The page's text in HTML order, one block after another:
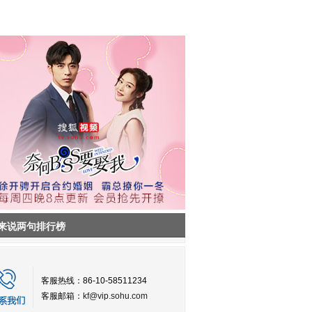
说两句排行榜
客服热线：86-10-58511234
客服邮箱： kf@vip.sohu.com